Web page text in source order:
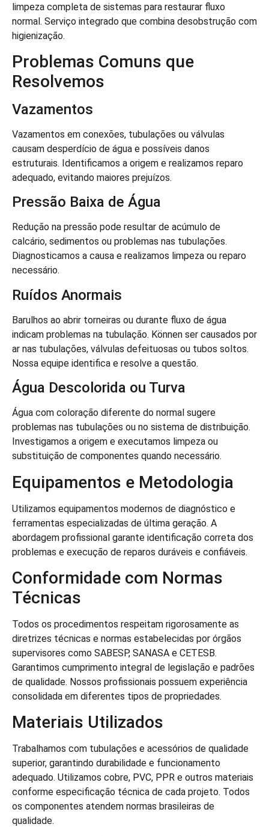
limpeza completa de sistemas para restaurar fluxo
normal. Serviço integrado que combina desobstrução com
higienização.
Problemas Comuns que
Resolvemos
Vazamentos
Vazamentos em conexões, tubulações ou válvulas
causam desperdício de água e possíveis danos
estruturais. Identificamos a origem e realizamos reparo
adequado, evitando maiores prejuízos.
Pressão Baixa de Água
Redução na pressão pode resultar de acúmulo de
calcário, sedimentos ou problemas nas tubulações.
Diagnosticamos a causa e realizamos limpeza ou reparo
necessário.
Ruídos Anormais
Barulhos ao abrir torneiras ou durante fluxo de água
indicam problemas na tubulação. Können ser causados por
ar nas tubulações, válvulas defeituosas ou tubos soltos.
Nossa equipe identifica e resolve a questão.
Água Descolorida ou Turva
Água com coloração diferente do normal sugere
problemas nas tubulações ou no sistema de distribuição.
Investigamos a origem e executamos limpeza ou
substituição de componentes quando necessário.
Equipamentos e Metodologia
Utilizamos equipamentos modernos de diagnóstico e
ferramentas especializadas de última geração. A
abordagem profissional garante identificação correta dos
problemas e execução de reparos duráveis e confiáveis.
Conformidade com Normas
Técnicas
Todos os procedimentos respeitam rigorosamente as
diretrizes técnicas e normas estabelecidas por órgãos
supervisores como SABESP, SANASA e CETESB.
Garantimos cumprimento integral de legislação e padrões
de qualidade. Nossos profissionais possuem experiência
consolidada em diferentes tipos de propriedades.
Materiais Utilizados
Trabalhamos com tubulações e acessórios de qualidade
superior, garantindo durabilidade e funcionamento
adequado. Utilizamos cobre, PVC, PPR e outros materiais
conforme especificação técnica de cada projeto. Todos
os componentes atendem normas brasileiras de
qualidade.